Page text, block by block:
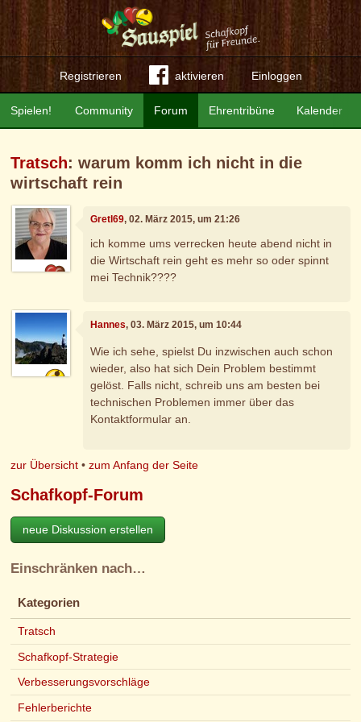
Registrieren aktivieren Einloggen
Community Forum Ehrentribüne Kalender
Spielen!
Tratsch: warum komm ich nicht in die
wirtschaft rein
Gretl69, 02. März 2015, um 21:26
ich komme ums verrecken heute abend nicht in
die Wirtschaft rein geht es mehr so oder spinnt
mei Technik????
Hannes, 03. März 2015, um 10:44
Wie ich sehe, spielst Du inzwischen auch schon
wieder, also hat sich Dein Problem bestimmt
gelöst. Falls nicht, schreib uns am besten bei
technischen Problemen immer über das
Kontaktformular an.
zur Übersicht •zum Anfang der Seite
Schafkopf-Forum
neue Diskussion erstellen
Einschränken nach…
Kategorien
Tratsch
Schafkopf-Strategie
Verbesserungsvorschläge
Fehlerberichte